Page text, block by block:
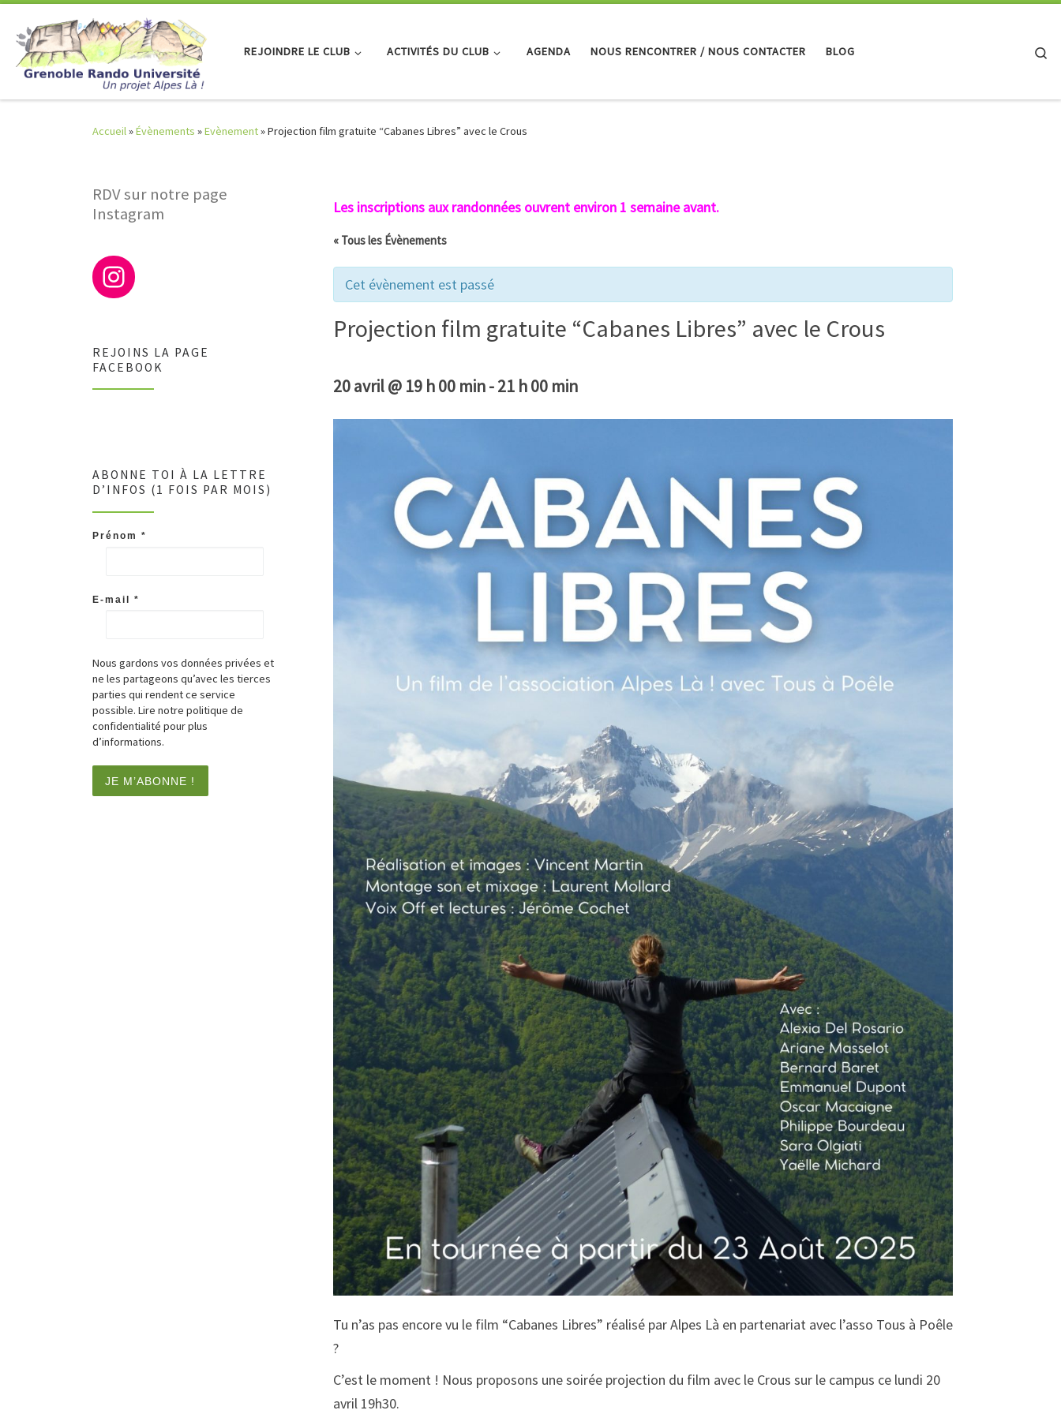
Skip to content
REJOINDRE LE CLUB ACTIVITÉS DU CLUB AGENDA NOUS RENCONTRER / NOUS CONTACTER BLOG
Accueil»Évènements »Evènement»Projection film gratuite “Cabanes Libres” avec le Crous
Les inscriptions aux randonnées ouvrent environ 1 semaine avant.
« Tous les Évènements
Cet évènement est passé
Projection film gratuite “Cabanes Libres” avec le Crous
20 avril @ 19 h 00 min-21 h 00 min
Tu n’as pas encore vu le film “Cabanes Libres” réalisé par Alpes Là en partenariat avec l’asso Tous à Poêle
?
C’est le moment ! Nous proposons une soirée projection du film avec le Crous sur le campus ce lundi 20
avril 19h30.
RDV sur notre page
Instagram
REJOINS LA PAGE
FACEBOOK
ABONNE TOI À LA LETTRE
D’INFOS (1 FOIS PAR MOIS)
Prénom *
E-mail *
Nous gardons vos données privées et
ne les partageons qu’avec les tierces
parties qui rendent ce service
possible. Lire notre politique de
confidentialité pour plus
d’informations.